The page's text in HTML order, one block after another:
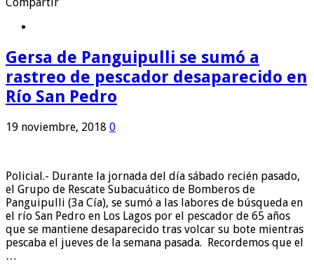
Gersa de Panguipulli se sumó a
rastreo de pescador desaparecido en
Río San Pedro
19 noviembre, 2018 0
Policial.- Durante la jornada del día sábado recién pasado,
el Grupo de Rescate Subacuático de Bomberos de
Panguipulli (3a Cía), se sumó a las labores de búsqueda en
el río San Pedro en Los Lagos por el pescador de 65 años
que se mantiene desaparecido tras volcar su bote mientras
pescaba el jueves de la semana pasada. Recordemos que el
…